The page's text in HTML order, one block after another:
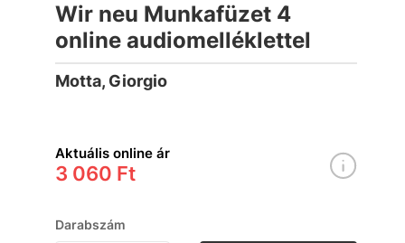
Wir neu Munkafüzet 4
online audiomelléklettel
Motta, Giorgio
Aktuális online ár
3 060 Ft
Darabszám